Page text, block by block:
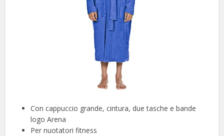
Con cappuccio grande, cintura, due tasche e bande
logo Arena
Per nuotatori fitness